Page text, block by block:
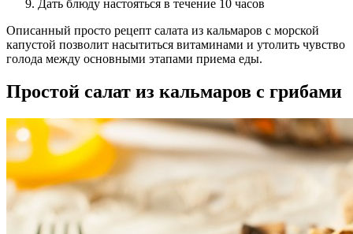
Дать блюду настояться в течение 10 часов
Описанный просто рецепт салата из кальмаров с морской
капустой позволит насытиться витаминами и утолить чувство
голода между основными этапами приема еды.
Простой салат из кальмаров с грибами